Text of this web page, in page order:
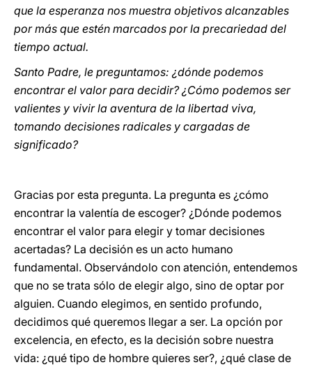
que la esperanza nos muestra objetivos alcanzables
por más que estén marcados por la precariedad del
tiempo actual.
Santo Padre, le preguntamos: ¿dónde podemos
encontrar el valor para decidir? ¿Cómo podemos ser
valientes y vivir la aventura de la libertad viva,
tomando decisiones radicales y cargadas de
significado?
Gracias por esta pregunta. La pregunta es ¿cómo
encontrar la valentía de escoger? ¿Dónde podemos
encontrar el valor para elegir y tomar decisiones
acertadas? La decisión es un acto humano
fundamental. Observándolo con atención, entendemos
que no se trata sólo de elegir algo, sino de optar por
alguien. Cuando elegimos, en sentido profundo,
decidimos qué queremos llegar a ser. La opción por
excelencia, en efecto, es la decisión sobre nuestra
vida: ¿qué tipo de hombre quieres ser?, ¿qué clase de